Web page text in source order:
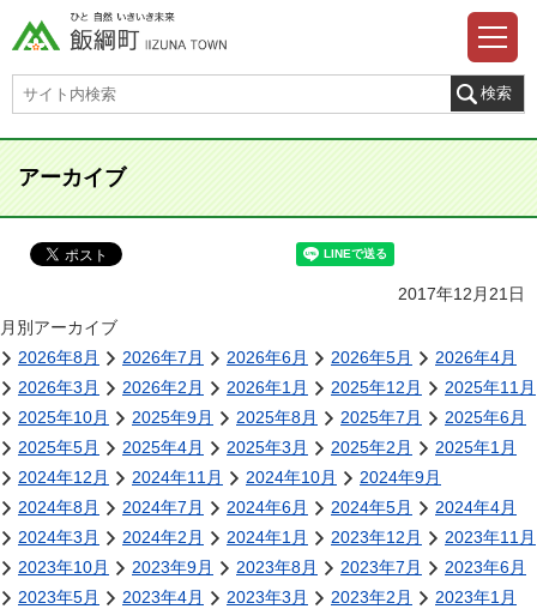
アーカイブ
2017年12月21日
月別アーカイブ
2026年8月
2026年7月 2026年6月 2026年5月
2026年4月
2026年3月
2026年2月 2026年1月 2025年12月
2025年11月
2025年10月
2025年9月 2025年8月 2025年7月
2025年6月
2025年5月
2025年4月 2025年3月 2025年2月
2025年1月
2024年12月
2024年11月 2024年10月
2024年9月
2024年8月
2024年7月 2024年6月 2024年5月
2024年4月
2024年3月
2024年2月 2024年1月 2023年12月
2023年11月
2023年10月
2023年9月 2023年8月 2023年7月
2023年6月
2023年5月
2023年4月 2023年3月 2023年2月
2023年1月